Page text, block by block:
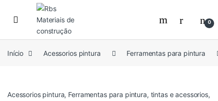
Skip to navigation
Skip to content
0
Início Acessorios pintura Ferramentas para pintura
Acessorios pintura, Ferramentas para pintura, tintas e acessorios,